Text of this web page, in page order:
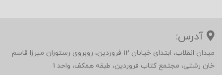
آدرس:
میدان انقلاب، ابتدای خیابان 12 فروردین، روبروی رستوران میرزا قاسم
خان رشتی، مجتمع کتاب فروردین، طبقه همکف، واحد 1